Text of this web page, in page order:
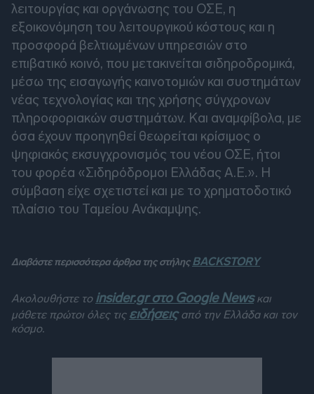
λειτουργίας και οργάνωσης του ΟΣΕ, η
εξοικονόμηση του λειτουργικού κόστους και η
προσφορά βελτιωμένων υπηρεσιών στο
επιβατικό κοινό, που μετακινείται σιδηροδρομικά,
μέσω της εισαγωγής καινοτομιών και συστημάτων
νέας τεχνολογίας και της χρήσης σύγχρονων
πληροφοριακών συστημάτων. Και αναμφίβολα, με
όσα έχουν προηγηθεί θεωρείται κρίσιμος ο
ψηφιακός εκσυγχρονισμός του νέου ΟΣΕ, ήτοι
του φορέα «Σιδηρόδρομοι Ελλάδας Α.Ε.». Η
σύμβαση είχε σχετιστεί και με το χρηματοδοτικό
πλαίσιο του Ταμείου Ανάκαμψης.
Διαβάστε περισσότερα άρθρα της στήληςBACKSTORY
Ακολουθήστε το insider.gr στο Google Newsκαι
μάθετε πρώτοι όλες τις ειδήσειςαπό την Ελλάδα και τον
κόσμο.